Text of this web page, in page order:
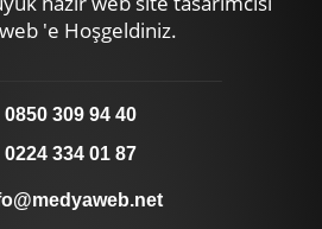
'e Hoşgeldiniz.
0850 309 94 40
0224 334 01 87